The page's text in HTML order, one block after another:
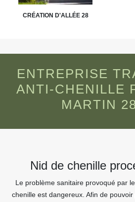
CRÉATION D'ALLÉE 28
ENTREPRISE
ANTI-CHENILLE
MARTIN
Nid de chenille
Le problème sanitaire provoqué par
chenille est dangereux. Afin de